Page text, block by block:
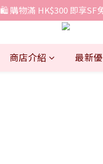
🛍️ 購物滿 HK$300 即享SF
商店介紹 最新